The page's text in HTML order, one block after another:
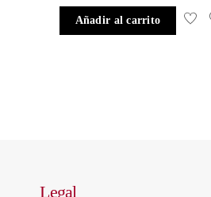
Añadir al carrito
Legal